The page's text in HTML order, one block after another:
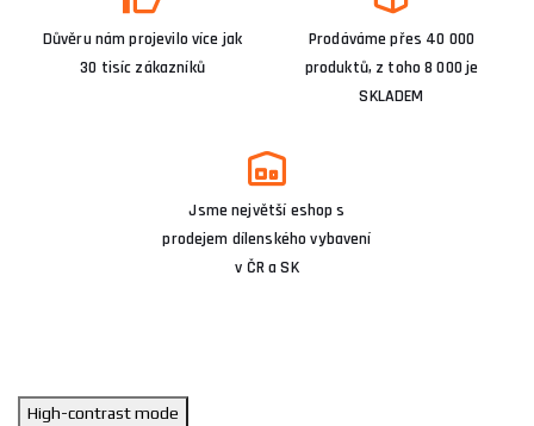
Důvěru nám projevilo více jak
30 tisíc zákazníků
Prodáváme přes 40 000
produktů, z toho 8 000 je
SKLADEM
Jsme největší eshop s
prodejem dílenského vybavení
v ČR a SK
High-contrast mode